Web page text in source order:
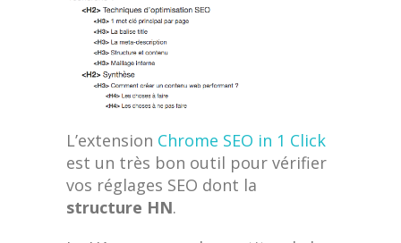
L’extension Chrome SEO in 1 Click
est un très bon outil pour vérifier
vos réglages SEO dont la
structure HN.